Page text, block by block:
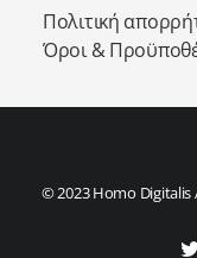
Πολιτική
Όροι &
© 2023 Homo Digitalis